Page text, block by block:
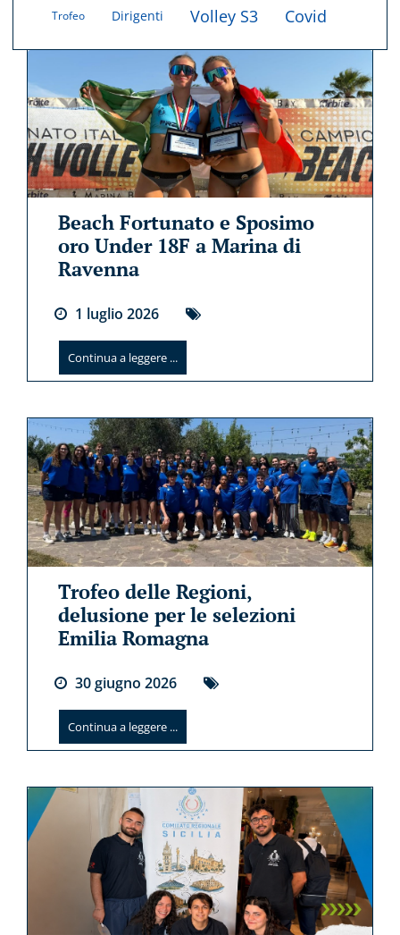
Trofeo Dirigenti Volley S3 Covid
Beach Fortunato e Sposimo
oro Under 18F a Marina di
Ravenna
1 luglio 2026
Continua a leggere ...
Trofeo delle Regioni,
delusione per le selezioni
Emilia Romagna
30giugno 2026
Continua a leggere ...